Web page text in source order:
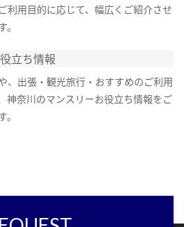
利用目的に応じて、幅広くご紹介させ
立ち情報
、出張・観光旅行・おすすめのご利用
神奈川のマンスリーお役立ち情報をご